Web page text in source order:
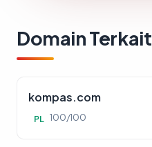
Domain Terkait
kompas.com
PL 100/100